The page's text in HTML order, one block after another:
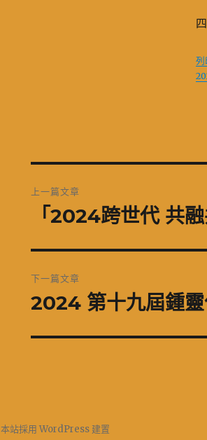
列
章
上一篇文章
篇
文
「2024跨世代 共
下一篇文章
下
篇
2024 第十九屆鍾
本站採用 WordPress 建置